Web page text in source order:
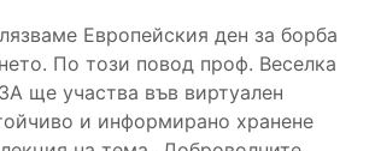
Европейския ден за борба
По този повод проф. Веселка
ще участва във виртуален
и информирано хранене